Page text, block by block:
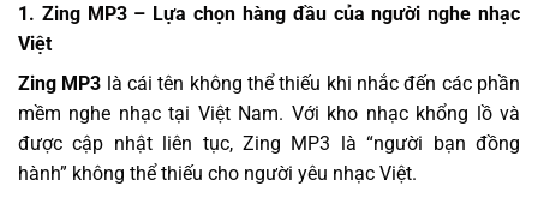
1. Zing MP3– Lựa chọn hàng đầu của người nghe nhạc
Việt
Zing MP3 là cái tên không thể thiếu khi nhắc đến các phần
mềm nghe nhạc tại Việt Nam. Với kho nhạc khổng lồ và
được cập nhật liên tục, Zing MP3 là “người bạn đồng
hành” không thể thiếu cho người yêu nhạc Việt.